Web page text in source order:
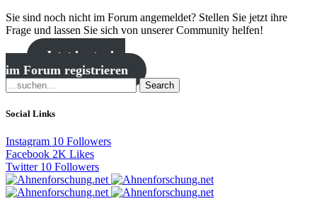
Sie sind noch nicht im Forum angemeldet? Stellen Sie jetzt ihre
Frage und lassen Sie sich von unserer Community helfen!
Jetzt kostenlos
im Forum registrieren
Search
Social Links
Instagram 10 Followers
Facebook 2K Likes
Twitter 10 Followers